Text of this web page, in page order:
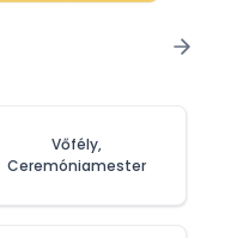
Vőfély,
Ceremóniamester